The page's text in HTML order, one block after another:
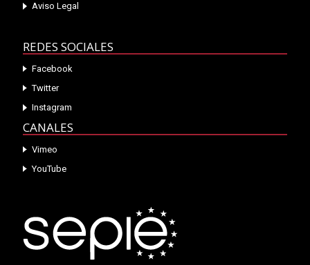
Aviso Legal
REDES SOCIALES
Facebook
Twitter
Instagram
CANALES
Vimeo
YouTube